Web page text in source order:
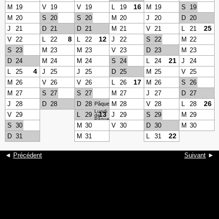
M 19 V 19 V 19 L 19 16 M 19 S
19
M 20 S 20 S 20 M 20 J 20 D 20
J
21 D 21 D 21 M 21 V 21 L 21 25
V 22 L 22 8 L 22 12 J 22 S 22 M 22
S 23 M 23 M 23 V 23 D 23 M 23
D 24 M 24 M 24 S 24 L 24 21 J
24
L
25 4 J 25 J 25 D 25 M 25 V 25
M 26 V 26 V 26 L 26 17 M 26 S 26
M 27 S 27 S 27 M 27 J 27 D 27
J
28 D 28 D 28 PâquesM 28 V 28 L 28 26
V 29 L 29 13
Lundi
de
Pâques
J 29 S 29 M 29
S 30 M 30 V 30 D 30 M 30
D 31 M 31 L 31 22
◄ Précédent Suivant ►